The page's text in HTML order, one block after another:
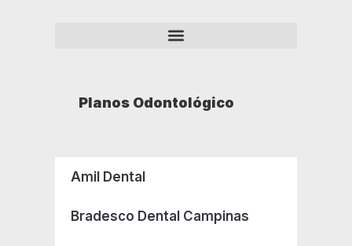
Planos Odontológico
Amil Dental
Bradesco Dental Campinas